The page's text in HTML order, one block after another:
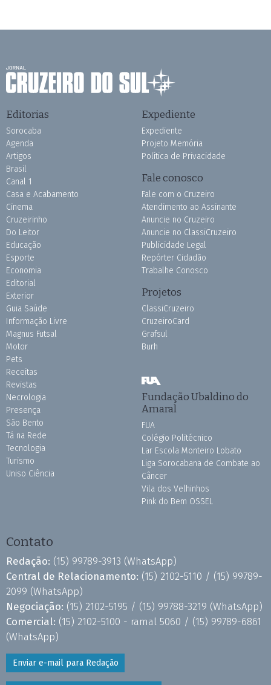
Editorias
Sorocaba
Agenda
Artigos
Brasil
Canal 1
Casa e Acabamento
Cinema
Cruzeirinho
Do Leitor
Educação
Esporte
Economia
Editorial
Exterior
Guia Saúde
Informação Livre
Magnus Futsal
Motor
Pets
Receitas
Revistas
Necrologia
Presença
São Bento
Tá na Rede
Tecnologia
Turismo
Uniso Ciência
Expediente
Expediente
Projeto Memória
Política de Privacidade
Fale conosco
Fale com o Cruzeiro
Atendimento ao Assinante
Anuncie no Cruzeiro
Anuncie no ClassiCruzeiro
Publicidade Legal
Repórter Cidadão
Trabalhe Conosco
Projetos
ClassiCruzeiro
CruzeiroCard
Grafsul
Burh
Fundação Ubaldino do
Amaral
FUA
Colégio Politécnico
Lar Escola Monteiro Lobato
Liga Sorocabana de Combate ao
Câncer
Vila dos Velhinhos
Pink do Bem OSSEL
Contato
Redação: (15) 99789-3913 (WhatsApp)
Central de Relacionamento: (15) 2102-5110 / (15) 99789-
2099 (WhatsApp)
Negociação: (15) 2102-5195 / (15) 99788-3219 (WhatsApp)
Comercial: (15) 2102-5100 - ramal 5060 / (15) 99789-6861
(WhatsApp)
Enviar e-mail para Redação